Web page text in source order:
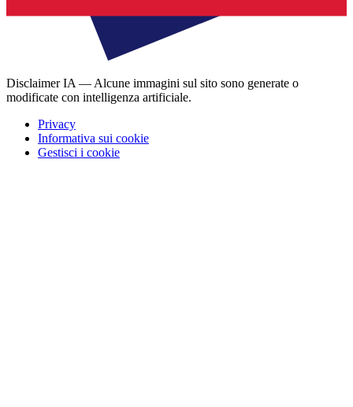
Disclaimer IA — Alcune immagini sul sito sono generate o
modificate con intelligenza artificiale.
Privacy
Informativa sui cookie
Gestisci i cookie